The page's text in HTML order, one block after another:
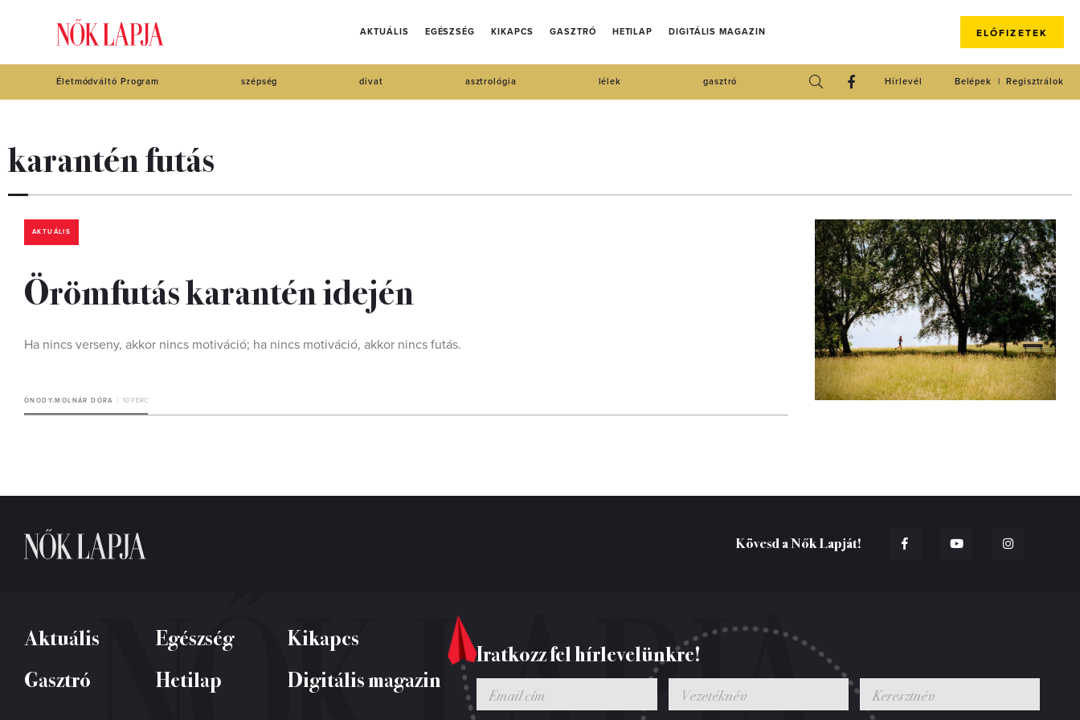
AKTUÁLIS EGÉSZSÉG KIKAPCS GASZTRÓ HETILAP DIGITÁLIS MAGAZIN ELŐFIZETEK
Életmódváltó Program szépség divat asztrológia lélek gasztró Regisztrálok
Belépek
Hírlevél
karantén futás
AKTUÁLIS
Örömfutás karantén idején
Ha nincs verseny, akkor nincs motiváció; ha nincs motiváció, akkor nincs futás.
ÓNODY-MOLNÁR DÓRA 10 PERC
Kövesd a Nők Lapját!
Aktuális Egészség
Kikapcs
Gasztró
Hetilap Digitális magazin
Iratkozz fel hírlevelünkre!